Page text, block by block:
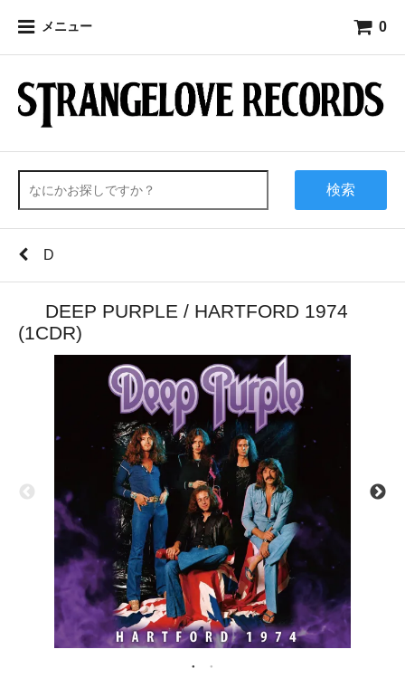
メニュー 0
検索
D
DEEP PURPLE / HARTFORD 1974
(1CDR)